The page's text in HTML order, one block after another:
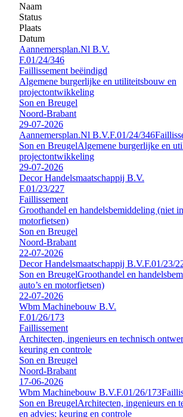
Naam
Status
Plaats
Datum
Aannemersplan.Nl B.V.
F.01/24/346
Faillissement beëindigd
Algemene burgerlijke en utiliteitsbouw en
projectontwikkeling
Son en Breugel
Noord-Brabant
29-07-2026
Aannemersplan.Nl B.V.F.01/24/346
Son en BreugelAlgemene burgerlijke en
projectontwikkeling
29-07-2026
Decor Handelsmaatschappij B.V.
F.01/23/227
Faillissement
Groothandel en handelsbemiddeling (niet in
motorfietsen)
Son en Breugel
Noord-Brabant
22-07-2026
Decor Handelsmaatschappij B.V.F.01/23/
Son en BreugelGroothandel en
auto’s en motorfietsen)
22-07-2026
Wbm Machinebouw B.V.
F.01/26/173
Faillissement
Architecten, ingenieurs en technisch
keuring en controle
Son en Breugel
Noord-Brabant
17-06-2026
Wbm Machinebouw B.V.F.01/26/173
Son en BreugelArchitecten, ingenieurs en
en advies; keuring en controle